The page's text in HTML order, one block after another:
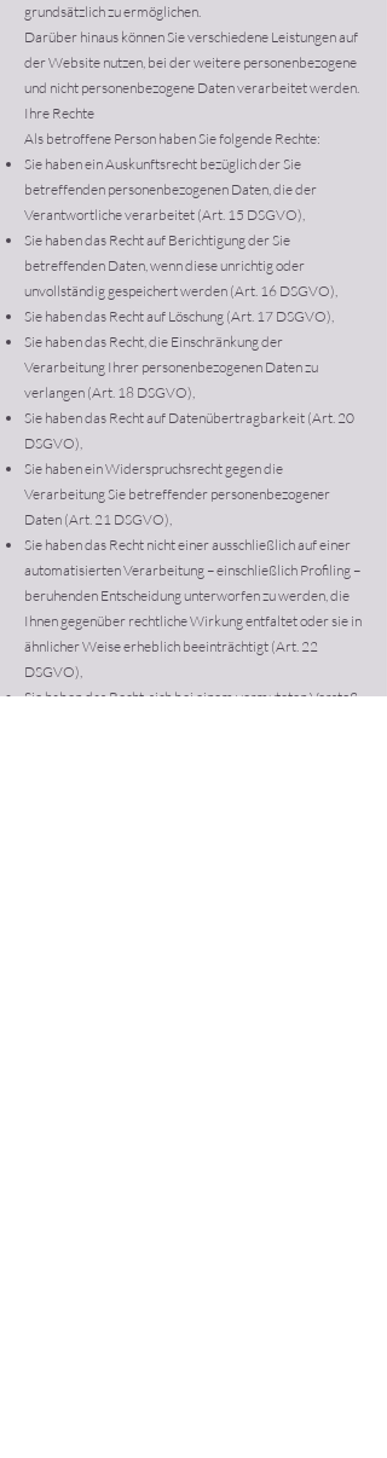
grundsätzlich zu ermöglichen.
Darüber hinaus können Sie verschiedene Leistungen auf
der Website nutzen, bei der weitere personenbezogene
und nicht personenbezogene Daten verarbeitet werden.
Ihre Rechte
Als betroffene Person haben Sie folgende Rechte:
Sie haben ein Auskunftsrecht bezüglich der Sie
betreffenden personenbezogenen Daten, die der
Verantwortliche verarbeitet (Art. 15 DSGVO),
Sie haben das Recht auf Berichtigung der Sie
betreffenden Daten, wenn diese unrichtig oder
unvollständig gespeichert werden (Art. 16 DSGVO),
Sie haben das Recht auf Löschung (Art. 17 DSGVO),
Sie haben das Recht, die Einschränkung der
Verarbeitung Ihrer personenbezogenen Daten zu
verlangen (Art. 18 DSGVO),
Sie haben das Recht auf Datenübertragbarkeit (Art. 20
DSGVO),
Sie haben ein Widerspruchsrecht gegen die
Verarbeitung Sie betreffender personenbezogener
Daten (Art. 21 DSGVO),
Sie haben das Recht nicht einer ausschließlich auf einer
automatisierten Verarbeitung – einschließlich Profiling –
beruhenden Entscheidung unterworfen zu werden, die
Ihnen gegenüber rechtliche Wirkung entfaltet oder sie in
ähnlicher Weise erheblich beeinträchtigt (Art. 22
DSGVO),
Sie haben das Recht, sich bei einem vermuteten Verstoß